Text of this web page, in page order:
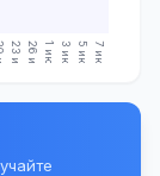
23 июн.26 июн. 1 июл. 3 июл. 5 июл. 7 июл.